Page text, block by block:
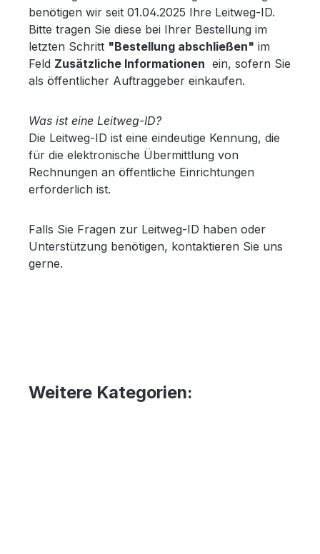
benötigen wir seit 01.04.2025 Ihre Leitweg-ID.
Bitte tragen Sie diese bei Ihrer Bestellung im
letzten Schritt "Bestellung abschließen" im
Feld Zusätzliche Informationen ein, sofern Sie
als öffentlicher Auftraggeber einkaufen.
Was ist eine Leitweg-ID?
Die Leitweg-ID ist eine eindeutige Kennung, die
für die elektronische Übermittlung von
Rechnungen an öffentliche Einrichtungen
erforderlich ist.
Falls Sie Fragen zur Leitweg-ID haben oder
Unterstützung benötigen, kontaktieren Sie uns
gerne.
Weitere Kategorien: